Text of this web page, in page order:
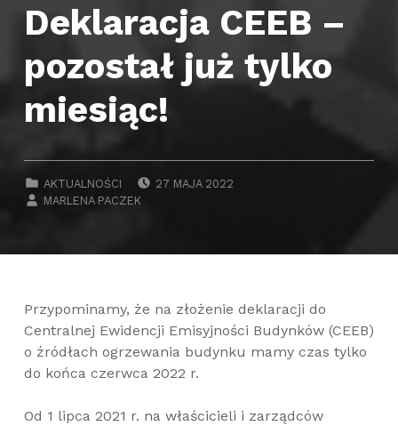
Deklaracja CEEB –
pozostał już tylko
miesiąc!
AKTUALNOŚCI 27 MAJA 2022
MARLENA PACZEK
Przypominamy, że na złożenie deklaracji do
Centralnej Ewidencji Emisyjności Budynków (CEEB)
o źródłach ogrzewania budynku mamy czas tylko
do końca czerwca 2022 r.
Od 1 lipca 2021 r. na właścicieli i zarządców